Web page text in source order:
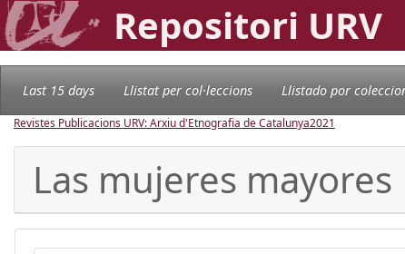
Repositori URV
Last 15 days Llistat per col·leccions Llistado por
Revistes Publicacions URV: Arxiu d'Etnografia de Catalunya2021
Las mujeres mayores